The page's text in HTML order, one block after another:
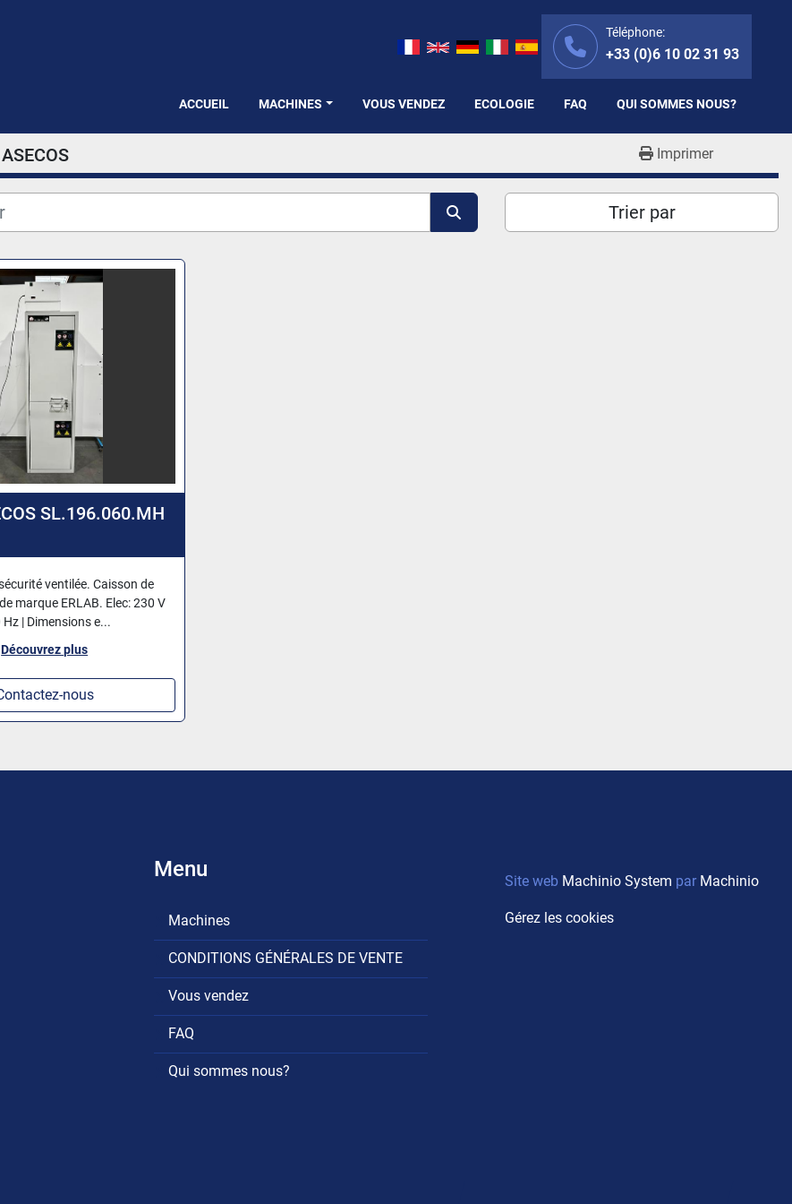
Téléphone:
+33 (0)6 10 02 31 93
ACCUEIL MACHINES VOUS VENDEZ ECOLOGIE FAQ QUI SOMMES NOUS?
ASECOS Imprimer
Trier par
SL.196.060.MH
ventilée. Caisson de
marque ERLAB. Elec: 230 V
Hz | Dimensions e...
Découvrez plus
nous
Menu
Machines
CONDITIONS GÉNÉRALES DE VENTE
Vous vendez
FAQ
Qui sommes nous?
Site web Machinio System par Machinio
Gérez les cookies